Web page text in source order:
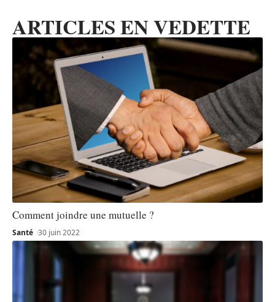
ARTICLES EN VEDETTE
Comment joindre une mutuelle ?
Santé 30 juin 2022